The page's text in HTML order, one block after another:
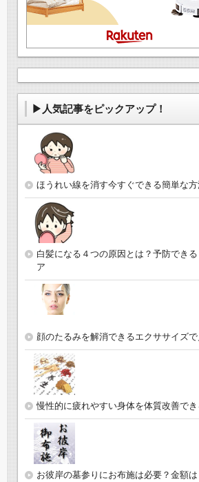
▶人気記事をピックアップ！
ほうれい線を消す今すぐできる簡単な
白髪になる４つの原因とは？予防でき
ア
顔のたるみを解消できるエクササイズで
慢性的に疲れやすい身体を体質改善で
お彼岸の墓参りにお布施は必要？金額